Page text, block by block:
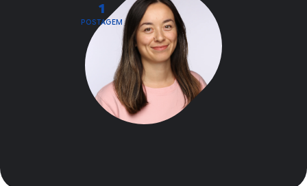
1
POSTAGEM